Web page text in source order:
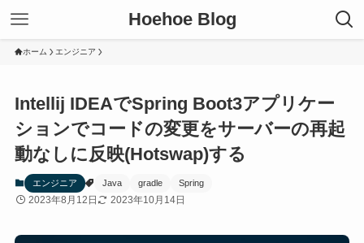
Hoehoe Blog
ホーム エンジニア
Intellij IDEAでSpring Boot3アプリケー
ションでコードの変更をサーバーの再起
動なしに反映(Hotswap)する
エンジニア Java gradle Spring
2023年8月12日 2023年10月14日